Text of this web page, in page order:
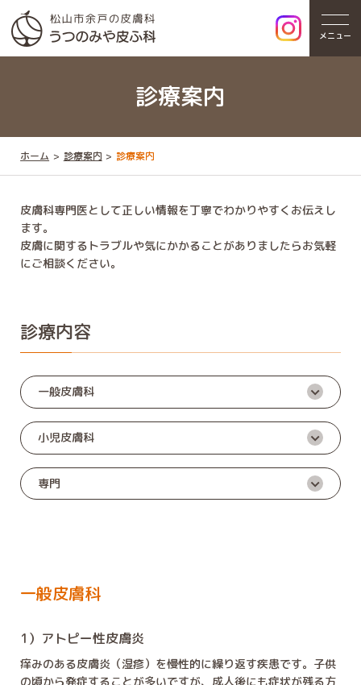
メニュー
診療案内
ホーム 診療案内 診療案内
皮膚科専門医として正しい情報を丁寧でわかりやすくお伝えし
ます。
皮膚に関するトラブルや気にかかることがありましたらお気軽
にご相談ください。
診療内容
一般皮膚科
小児皮膚科
専門
一般皮膚科
1）アトピー性皮膚炎
痒みのある皮膚炎（湿疹）を慢性的に繰り返す疾患です。子供
の頃から発症することが多いですが、成人後にも症状が残る方